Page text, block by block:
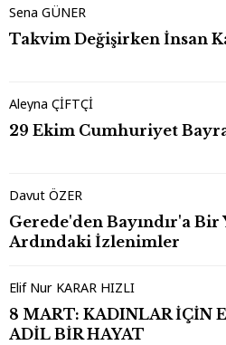
Sena GÜNER
Takvim Değişirken İnsan
Aleyna ÇİFTÇİ
29 Ekim Cumhuriyet
Davut ÖZER
Gerede'den Bayındır'a
Ardındaki İzlenimler
Elif Nur KARAR HIZLI
8 MART: KADINLAR İÇİN
ADİL BİR HAYAT